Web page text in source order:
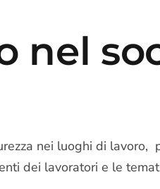
nel
nei luoghi di
dei lavoratori e le